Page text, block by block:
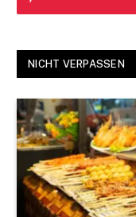
NICHT VERPASSEN